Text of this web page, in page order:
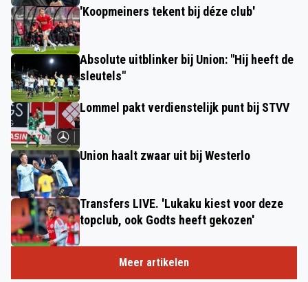
'Koopmeiners tekent bij déze club'
Absolute uitblinker bij Union: "Hij heeft de
sleutels"
Lommel pakt verdienstelijk punt bij STVV
Union haalt zwaar uit bij Westerlo
Transfers LIVE. 'Lukaku kiest voor deze
topclub, ook Godts heeft gekozen'
Meer artikelen